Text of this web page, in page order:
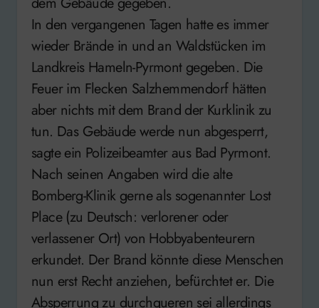
In den vergangenen Tagen hatte es immer
wieder Brände in und an Waldstücken im
Landkreis Hameln-Pyrmont gegeben. Die
Feuer im Flecken Salzhemmendorf hätten
aber nichts mit dem Brand der Kurklinik zu
tun. Das Gebäude werde nun abgesperrt,
sagte ein Polizeibeamter aus Bad Pyrmont.
Nach seinen Angaben wird die alte
Bomberg-Klinik gerne als sogenannter Lost
Place (zu Deutsch: verlorener oder
verlassener Ort) von Hobbyabenteurern
erkundet. Der Brand könnte diese Menschen
nun erst Recht anziehen, befürchtet er. Die
Absperrung zu durchqueren sei allerdings